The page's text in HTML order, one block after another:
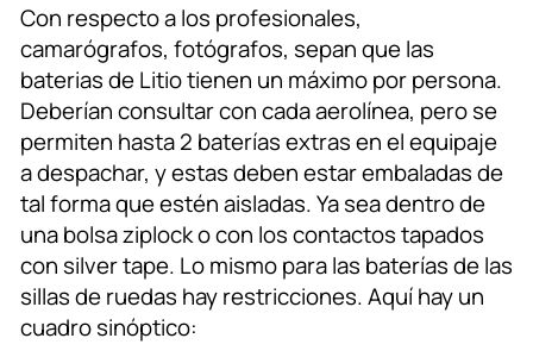
Con respecto a los profesionales,
camarógrafos, fotógrafos, sepan que las
baterias de Litio tienen un máximo por persona.
Deberían consultar con cada aerolínea, pero se
permiten hasta 2 baterías extras en el equipaje
a despachar, y estas deben estar embaladas de
tal forma que estén aisladas. Ya sea dentro de
una bolsa ziplock o con los contactos tapados
con silver tape. Lo mismo para las baterías de las
sillas de ruedas hay restricciones. Aquí hay un
cuadro sinóptico: